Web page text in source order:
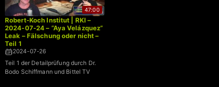
47:00
Robert-Koch Institut | RKI –
2024-07-24 – “Aya Velázquez”
Leak – Fälschung oder nicht –
Teil 1
2024-07-26
Teil 1 der Detailprüfung durch Dr.
Bodo Schiffmann und Bittel TV